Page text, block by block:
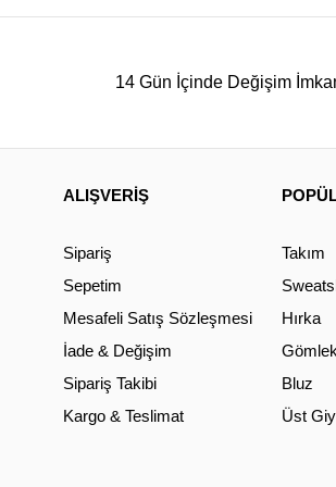
14 Gün İçinde Değişim
ALIŞVERİŞ
Sipariş
Sepetim
Mesafeli Satış Sözleşmesi
İade & Değişim
Sipariş Takibi
Kargo & Teslimat
Takım
Hırka
Gömlek
Bluz
Üst